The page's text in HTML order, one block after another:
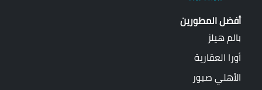
أفضل المطورين
بالم هيلز
أورا العقارية
الأهلي صبور